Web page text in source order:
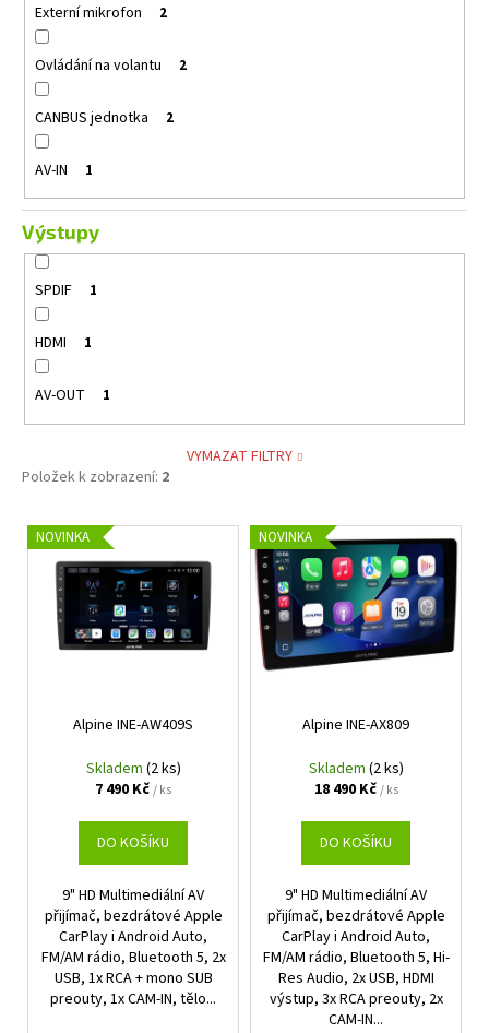
Externí mikrofon 2
Ovládání na volantu 2
CANBUS jednotka 2
AV-IN 1
Výstupy
SPDIF 1
HDMI 1
AV-OUT 1
VYMAZAT FILTRY
Položek k zobrazení: 2
VNOVINKA
Alpine INE-AW409S
Skladem (2 ks)
7 490 Kč/ ks
DO KOŠÍKU
9" HD Multimediální AV
přijímač, bezdrátové Apple
CarPlay i Android Auto,
FM/AM rádio, Bluetooth 5, 2x
USB, 1x RCA + mono SUB
preouty, 1x CAM-IN, tělo...
NOVINKA
Alpine INE-AX809
Skladem (2 ks)
18 490 Kč/ ks
DO KOŠÍKU
9" HD Multimediální AV
přijímač, bezdrátové Apple
CarPlay i Android Auto,
FM/AM rádio, Bluetooth 5, Hi-
Res Audio, 2x USB, HDMI
výstup, 3x RCA preouty, 2x
CAM-IN...